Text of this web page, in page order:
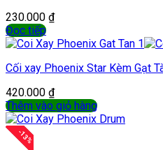
230.000 ₫
Đọc tiếp
Cối xay Phoenix Star Kèm Gạt
420.000 ₫
Thêm vào giỏ hàng
-
13
%